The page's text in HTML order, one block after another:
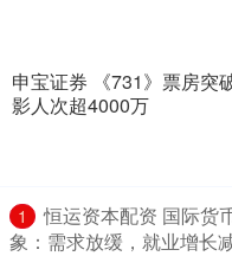
申宝证券 《731》票房突
影人次超4000万
1
恒运资本配资 国际货
象：需求放缓，就业增长